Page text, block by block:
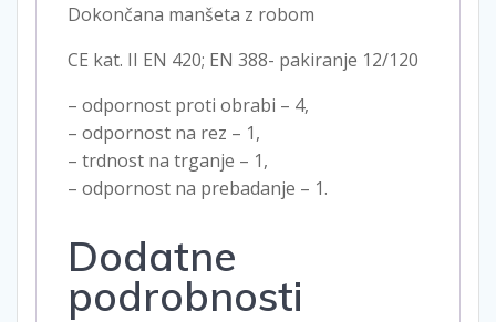
Dokončana manšeta z robom
CE kat. II EN 420; EN 388- pakiranje 12/120
– odpornost proti obrabi – 4,
– odpornost na rez – 1,
– trdnost na trganje – 1,
– odpornost na prebadanje – 1.
Dodatne
podrobnosti